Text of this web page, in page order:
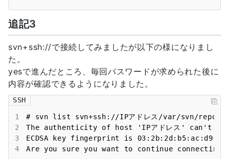
追記3
svn+ssh://で接続してみましたが以下の様になりまし
た。
yesで進んだところ、毎回パスワードが求められた後に
内容が確認できるようになりました。
SSH
1
2
3
4
Are you sure you want to continue connecting